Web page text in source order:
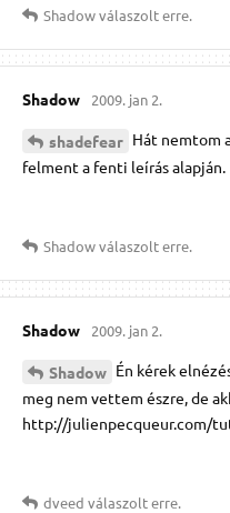
Shadowválaszolt erre.
Shadow 2009. jan 2.
shadefear Hát nemtom
felment a fenti leírás alapján.
Shadowválaszolt erre.
Shadow 2009. jan 2.
Shadow Én kérek
meg nem vettem észre, de
http://julienpecqueur.com/
dveed válaszolt erre.